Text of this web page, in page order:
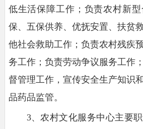
低生活保障工作；负责农村新
保、五保供养、优抚安置、扶贫
他社会救助工作；负责农村残疾
务工作；负责劳动争议服务工作
督管理工作，宣传安全生产知识
品药品监管。
3、农村文化服务中心主要